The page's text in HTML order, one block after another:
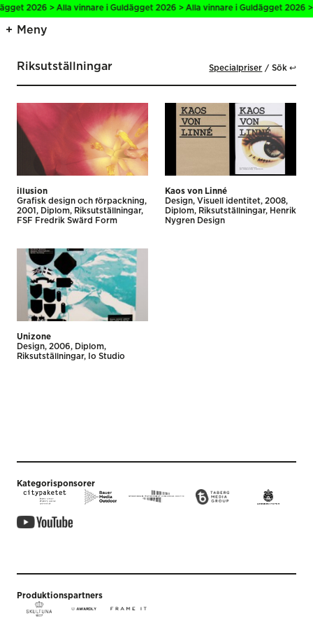
2026 > Alla vinnare i Guldägget 2026 > Alla vinnare i Guldägget
Meny
Riksutställningar Specialpriser Sök ↩
illusion
Grafisk design och förpackning
2001
Diplom
Riksutställningar
FSF Fredrik Swärd Form
Kaos von Linné
Design Visuell identitet 2008
Diplom
Riksutställningar
Henrik
Nygren Design
Unizone
Design 2006
Diplom
Riksutställningar
Io Studio
Kategorisponsorer
Produktionspartners